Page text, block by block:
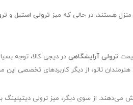
منزل هستند، در حالی که میز ترولی استیل و
ترولی آرایشگاهی در دیجی کالا، توجه
هنرمندان تاتو، از دیگر کاربردهای تخصصی
می‌دهند. از سوی دیگر، میز ترولی دیتیلینگ